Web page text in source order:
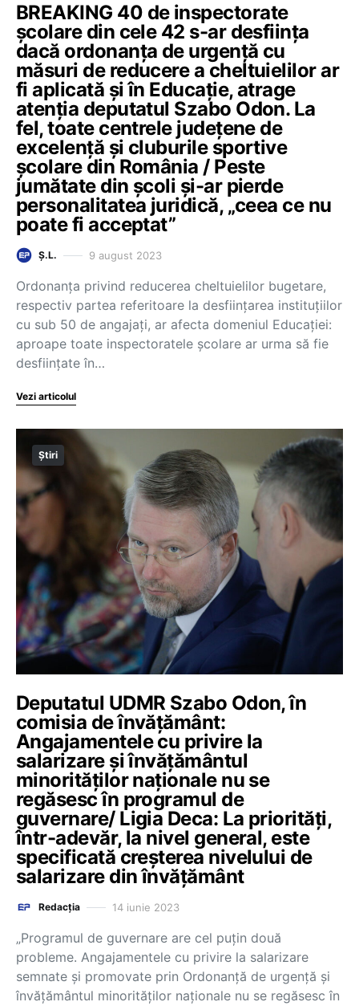
BREAKING 40 de inspectorate
școlare din cele 42 s-ar desființa
dacă ordonanța de urgență cu
măsuri de reducere a cheltuielilor ar
fi aplicată și în Educație, atrage
atenția deputatul Szabo Odon. La
fel, toate centrele judeţene de
excelenţă și cluburile sportive
şcolare din România / Peste
jumătate din şcoli şi-ar pierde
personalitatea juridică, „ceea ce nu
poate fi acceptat”
Ș.L. 9 august 2023
Ordonanţa privind reducerea cheltuielilor bugetare,
respectiv partea referitoare la desfiinţarea instituţiilor
cu sub 50 de angajaţi, ar afecta domeniul Educaţiei:
aproape toate inspectoratele școlare ar urma să fie
desființate în…
Vezi articolul
Știri
Deputatul UDMR Szabo Odon, în
comisia de învățământ:
Angajamentele cu privire la
salarizare și învățământul
minorităților naționale nu se
regăsesc în programul de
guvernare/ Ligia Deca: La priorități,
într-adevăr, la nivel general, este
specificată creșterea nivelului de
salarizare din învățământ
Redacția 14 iunie 2023
„Programul de guvernare are cel puțin două
probleme. Angajamentele cu privire la salarizare
semnate și promovate prin Ordonanță de urgență și
învățământul minorităților naționale nu se regăsesc în